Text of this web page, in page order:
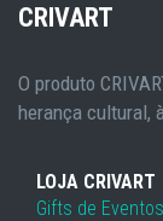
CRIVART
O produto
herança cultural,
LOJA CRIVART
Gifts de